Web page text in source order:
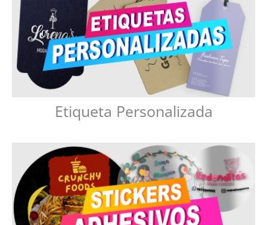
Etiqueta Personalizada